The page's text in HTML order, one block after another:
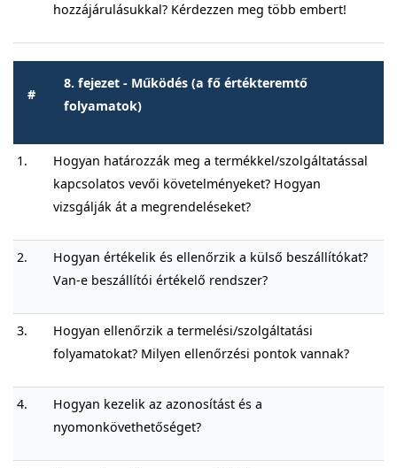
hozzájárulásukkal? Kérdezzen meg több embert!
#
8. fejezet - Működés (a fő értékteremtő
folyamatok)
1.
Hogyan határozzák meg a termékkel/szolgáltatással
kapcsolatos vevői követelményeket? Hogyan
vizsgálják át a megrendeléseket?
2.
Hogyan értékelik és ellenőrzik a külső beszállítókat?
Van-e beszállítói értékelő rendszer?
3.
Hogyan ellenőrzik a termelési/szolgáltatási
folyamatokat? Milyen ellenőrzési pontok vannak?
4.
Hogyan kezelik az azonosítást és a
nyomonkövethetőséget?